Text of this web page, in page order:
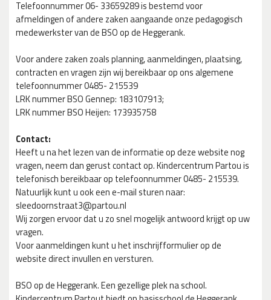
Telefoonnummer 06- 33659289 is bestemd voor
afmeldingen of andere zaken aangaande onze pedagogisch
medewerkster van de BSO op de Heggerank.
Voor andere zaken zoals planning, aanmeldingen, plaatsing,
contracten en vragen zijn wij bereikbaar op ons algemene
telefoonnummer 0485- 215539
LRK nummer BSO Gennep: 183107913;
LRK nummer BSO Heijen: 173935758
Contact:
Heeft u na het lezen van de informatie op deze website nog
vragen, neem dan gerust contact op. Kindercentrum Partou is
telefonisch bereikbaar op telefoonnummer 0485- 215539.
Natuurlijk kunt u ook een e-mail sturen naar:
sleedoornstraat3@partou.nl
Wij zorgen ervoor dat u zo snel mogelijk antwoord krijgt op uw
vragen.
Voor aanmeldingen kunt u het inschrijfformulier op de
website direct invullen en versturen.
BSO op de Heggerank. Een gezellige plek na school.